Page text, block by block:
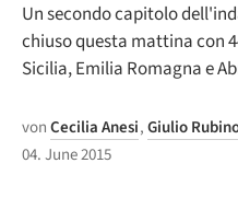
Un secondo capitolo
chiuso questa mattina con
Sicilia, Emilia Romagna e
vonCecilia Anesi,Giulio
04. June 2015